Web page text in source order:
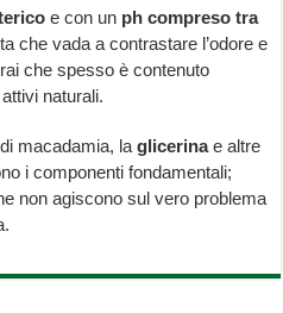
e con un ph compreso tra
che vada a contrastare l’odore e
che spesso è contenuto
naturali.
macadamia, laglicerinae altre
i componenti fondamentali;
non agiscono sul vero problema